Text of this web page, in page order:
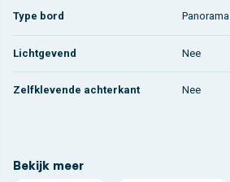
Type bord Panorama
Lichtgevend Nee
Zelfklevende achterkant Nee
Bekijk meer